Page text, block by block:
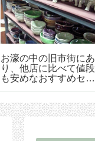
「90日レポート」を提
出する